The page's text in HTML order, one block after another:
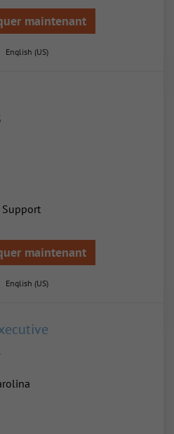
maintenant
English (US)
maintenant
English (US)